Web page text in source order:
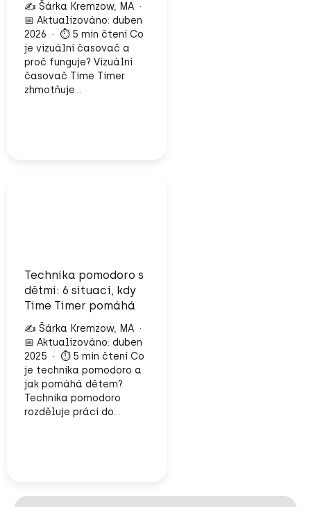
✍️ Šárka Kremzow, MA ·
📅 Aktualizováno: duben
2026 · ⏱️ 5 min čtení Co
je vizuální časovač a
proč funguje? Vizuální
časovač Time Timer
zhmotňuje...
Technika pomodoro s
dětmi: 6 situací, kdy
Time Timer pomáhá
✍️ Šárka Kremzow, MA ·
📅 Aktualizováno: duben
2025 · ⏱️ 5 min čtení Co
je technika pomodoro a
jak pomáhá dětem?
Technika pomodoro
rozděluje práci do...